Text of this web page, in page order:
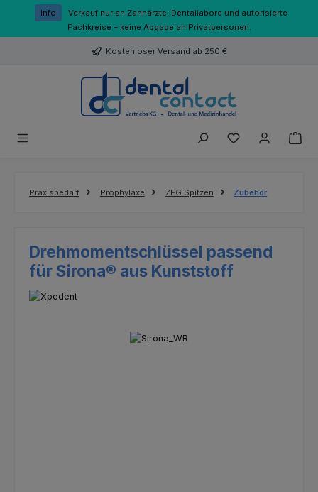
Zum Hauptinhalt springen
Info
Verkauf nur an Zahnärzte, Dentallabore und autorisierte
Fachkreise – keine Abgabe an Privatpersonen.
Kostenloser Versand ab 250 €
Du hast 0
Praxisbedarf Prophylaxe ZEG Spitzen Zubehör
Drehmomentschlüssel passend
für Sirona® aus Kunststoff
Bildergalerie überspringen